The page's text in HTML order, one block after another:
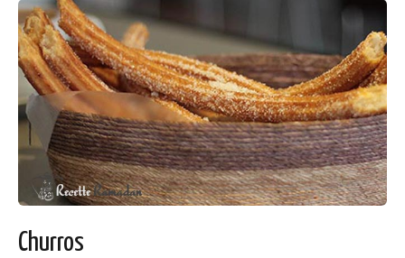
Churros